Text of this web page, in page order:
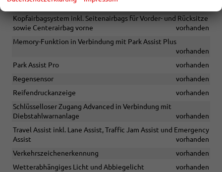
Kindersitzen auf der Rückbank)
Kopfairbagsystem inkl. Seitenairbags für Vorder- und Rücksitze
sowie Centerairbag vorne
vorhanden
Memory-Funktion in Verbindung mit Park Assist Plus
vorhanden
Park Assist Pro
vorhanden
Regensensor
vorhanden
Reifendruckanzeige
vorhanden
Schlüsselloser Zugang Advanced in Verbindung mit
Diebstahlwarnanlage
vorhanden
Travel Assist inkl. Lane Assist, Traffic Jam Assist und Emergency
Assist
vorhanden
Verkehrszeichenerkennung
vorhanden
Wetterabhängiges Licht und Abbiegelicht
vorhanden